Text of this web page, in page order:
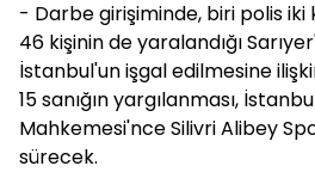
- Darbe girişiminde, biri polis iki
46 kişinin de yaralandığı
İstanbul'un işgal edilmesine
15 sanığın yargılanması,
Mahkemesi'nce Silivri Alibey
sürecek.